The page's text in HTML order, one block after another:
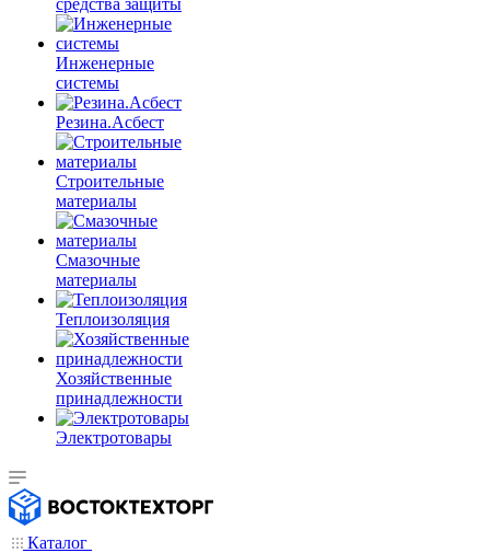
средства защиты
Инженерные
системы
Резина.Асбест
Строительные
материалы
Смазочные
материалы
Теплоизоляция
Хозяйственные
принадлежности
Электротовары
Каталог